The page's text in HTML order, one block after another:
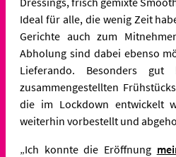
Ideal für alle, die wenig Zeit
Gerichte auch zum
Abholung sind dabei ebenso
Lieferando. Besonders
zusammengestellten
die im Lockdown entwickelt
weiterhin vorbestellt und
„Ich konnte die Eröffnung